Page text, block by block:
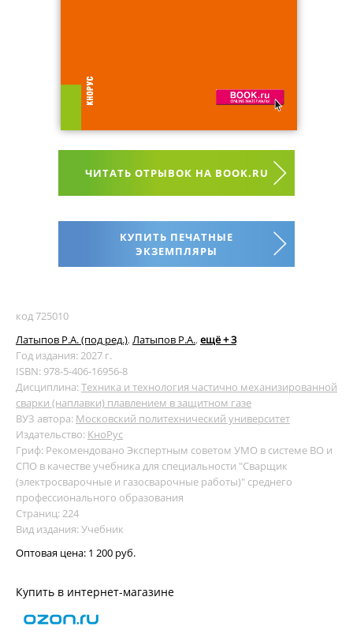
ЧИТАТЬ ОТРЫВОК НА BOOK.RU
КУПИТЬ ПЕЧАТНЫЕ
ЭКЗЕМПЛЯРЫ
код 725010
Латыпов Р.А. (под ред.), Латыпов Р.А., ещё + 3
Год издания: 2027 г.
ISBN: 978-5-406-16956-8
Дисциплина:Техника и технология частично механизированной
сварки (наплавки) плавлением в защитном газе
ВУЗ автора: Московский политехнический университет
Издательство: КноРус
Гриф: Рекомендовано Экспертным советом УМО в системе ВО и
СПО в качестве учебника для специальности "Сварщик
(электросварочные и газосварочные работы)" среднего
профессионального образования
Страниц: 224
Вид издания: Учебник
Оптовая цена: 1 200 руб.
Купить в интернет-магазине